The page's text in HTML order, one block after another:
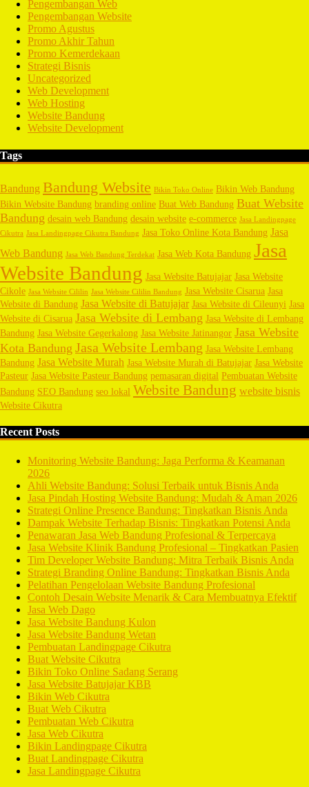
Pengembangan Web
Pengembangan Website
Promo Agustus
Promo Akhir Tahun
Promo Kemerdekaan
Strategi Bisnis
Uncategorized
Web Development
Web Hosting
Website Bandung
Website Development
Tags
Bandung Bandung Website Bikin Toko Online Bikin Web Bandung
Bikin Website Bandung branding online Buat Web Bandung Buat Website
Bandung desain web Bandung desain website e-commerce Jasa Landingpage
Cikutra Jasa Landingpage Cikutra Bandung Jasa Toko Online Kota Bandung Jasa
Web Bandung Jasa Web Bandung Terdekat Jasa Web Kota Bandung Jasa
Website Bandung Jasa Website Batujajar Jasa Website
Cikole Jasa Website Cililin Jasa Website Cililin Bandung Jasa Website Cisarua Jasa
Website di Bandung Jasa Website di Batujajar Jasa Website di Cileunyi Jasa
Website di Cisarua Jasa Website di Lembang Jasa Website di Lembang
Bandung Jasa Website Gegerkalong Jasa Website Jatinangor Jasa Website
Kota Bandung Jasa Website Lembang Jasa Website Lembang
Bandung Jasa Website Murah Jasa Website Murah di Batujajar Jasa Website
Pasteur Jasa Website Pasteur Bandung pemasaran digital Pembuatan Website
Bandung SEO Bandung seo lokal Website Bandung website bisnis
Website Cikutra
Recent Posts
Monitoring Website Bandung: Jaga Performa & Keamanan
2026
Ahli Website Bandung: Solusi Terbaik untuk Bisnis Anda
Jasa Pindah Hosting Website Bandung: Mudah & Aman 2026
Strategi Online Presence Bandung: Tingkatkan Bisnis Anda
Dampak Website Terhadap Bisnis: Tingkatkan Potensi Anda
Penawaran Jasa Web Bandung Profesional & Terpercaya
Jasa Website Klinik Bandung Profesional – Tingkatkan Pasien
Tim Developer Website Bandung: Mitra Terbaik Bisnis Anda
Strategi Branding Online Bandung: Tingkatkan Bisnis Anda
Pelatihan Pengelolaan Website Bandung Profesional
Contoh Desain Website Menarik & Cara Membuatnya Efektif
Jasa Web Dago
Jasa Website Bandung Kulon
Jasa Website Bandung Wetan
Pembuatan Landingpage Cikutra
Buat Website Cikutra
Bikin Toko Online Sadang Serang
Jasa Website Batujajar KBB
Bikin Web Cikutra
Buat Web Cikutra
Pembuatan Web Cikutra
Jasa Web Cikutra
Bikin Landingpage Cikutra
Buat Landingpage Cikutra
Jasa Landingpage Cikutra